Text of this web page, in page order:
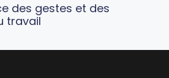
des gestes et des
travail